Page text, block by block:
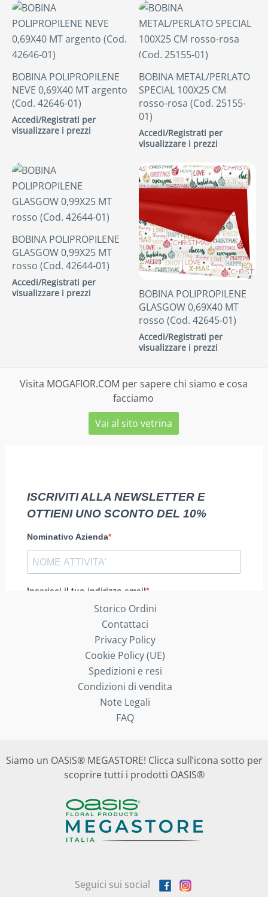
BOBINA POLIPROPILENE
NEVE 0,69X40 MT argento
(Cod. 42646-01)
Accedi/Registrati per
visualizzare i prezzi
BOBINA POLIPROPILENE
GLASGOW 0,69X40 MT
rosso (Cod. 42645-01)
Accedi/Registrati per
visualizzare i prezzi
BOBINA METAL/PERLATO
SPECIAL 100X25 CM
rosso-rosa (Cod. 25155-
01)
Accedi/Registrati per
visualizzare i prezzi
BOBINA POLIPROPILENE
GLASGOW 0,99X25 MT
rosso (Cod. 42644-01)
Accedi/Registrati per
visualizzare i prezzi
Visita MOGAFIOR.COM per sapere chi siamo e cosa
facciamo
Vai al sito vetrina
Storico Ordini
Contattaci
Privacy Policy
Cookie Policy (UE)
Spedizioni e resi
Condizioni di vendita
Note Legali
FAQ
Siamo un OASIS® MEGASTORE! Clicca sull’icona sotto per
scoprire tutti i prodotti OASIS®
Seguici sui social